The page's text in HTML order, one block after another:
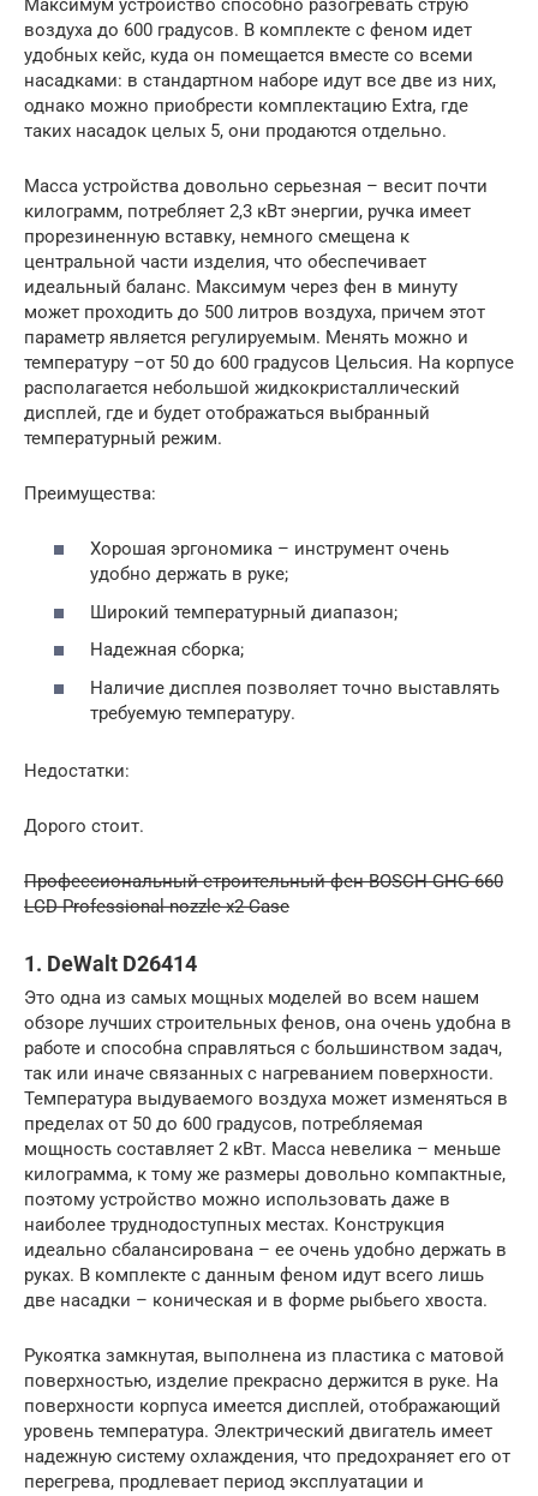
воздуха до 600 градусов. В комплекте с феном идет
удобных кейс, куда он помещается вместе со всеми
насадками: в стандартном наборе идут все две из них,
однако можно приобрести комплектацию Extra, где
таких насадок целых 5, они продаются отдельно.
Масса устройства довольно серьезная – весит почти
килограмм, потребляет 2,3 кВт энергии, ручка имеет
прорезиненную вставку, немного смещена к
центральной части изделия, что обеспечивает
идеальный баланс. Максимум через фен в минуту
может проходить до 500 литров воздуха, причем этот
параметр является регулируемым. Менять можно и
температуру –от 50 до 600 градусов Цельсия. На корпусе
располагается небольшой жидкокристаллический
дисплей, где и будет отображаться выбранный
температурный режим.
Преимущества:
Хорошая эргономика – инструмент очень
удобно держать в руке;
Широкий температурный диапазон;
Надежная сборка;
Наличие дисплея позволяет точно выставлять
требуемую температуру.
Недостатки:
Дорого стоит.
Профессиональный строительный фен BOSCH GHG 660
LCD Professional nozzle x2 Case
1. DeWalt D26414
Это одна из самых мощных моделей во всем нашем
обзоре лучших строительных фенов, она очень удобна в
работе и способна справляться с большинством задач,
так или иначе связанных с нагреванием поверхности.
Температура выдуваемого воздуха может изменяться в
пределах от 50 до 600 градусов, потребляемая
мощность составляет 2 кВт. Масса невелика – меньше
килограмма, к тому же размеры довольно компактные,
поэтому устройство можно использовать даже в
наиболее труднодоступных местах. Конструкция
идеально сбалансирована – ее очень удобно держать в
руках. В комплекте с данным феном идут всего лишь
две насадки – коническая и в форме рыбьего хвоста.
Рукоятка замкнутая, выполнена из пластика с матовой
поверхностью, изделие прекрасно держится в руке. На
поверхности корпуса имеется дисплей, отображающий
уровень температура. Электрический двигатель имеет
надежную систему охлаждения, что предохраняет его от
перегрева, продлевает период эксплуатации и